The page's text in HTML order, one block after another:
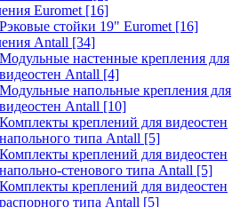
Euromet [16]
Рэковые стойки 19" Euromet [16]
Antall [34]
Модульные настенные крепления для
видеостен Antall [4]
Модульные напольные крепления для
видеостен Antall [10]
Комплекты креплений для видеостен
напольного типа Antall [5]
Комплекты креплений для видеостен
напольно-стенового типа Antall [5]
Комплекты креплений для видеостен
распорного типа Antall [5]